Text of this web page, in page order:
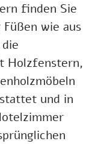
finden Sie
wie aus
Holzfenstern,
und in